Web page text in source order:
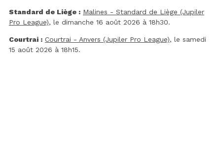
Standard de Liège : Malines - Standard de Liège (Jupiler
Pro League), le dimanche 16 août 2026 à 18h30.
Courtrai : Courtrai - Anvers (Jupiler Pro League), le samedi
15 août 2026 à 18h15.